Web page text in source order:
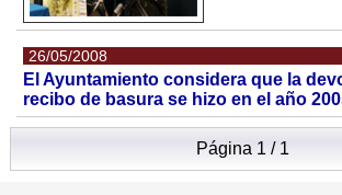
26/05/2008
El Ayuntamiento considera que la
recibo de basura se hizo en el año
Página 1 / 1